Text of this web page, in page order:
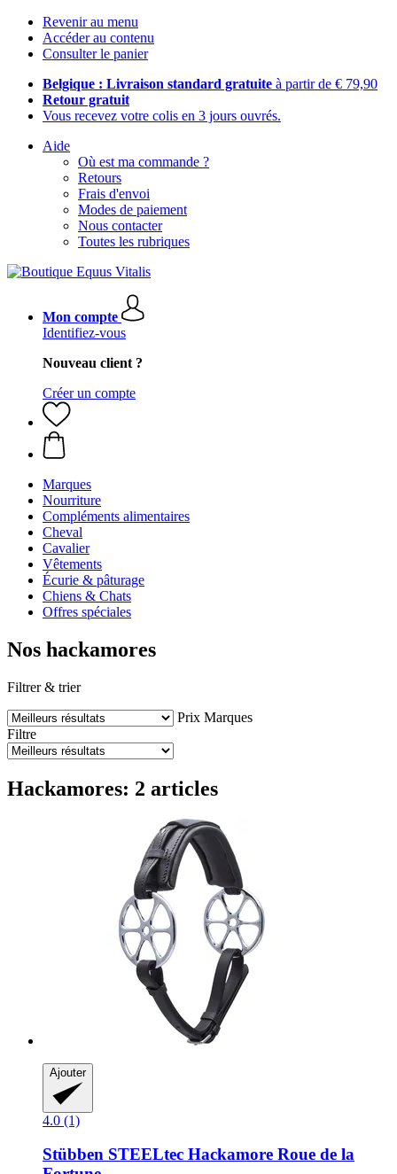
Revenir au menu
Accéder au contenu
Consulter le panier
Belgique : Livraison standard gratuite à partir de € 79,90
Retour gratuit
Vous recevez votre colis en 3 jours ouvrés.
Aide
Où est ma commande ?
Retours
Frais d'envoi
Modes de paiement
Nous contacter
Toutes les rubriques
Mon compte
Identifiez-vous
Nouveau client ?
Créer un compte
Marques
Nourriture
Compléments alimentaires
Cheval
Cavalier
Vêtements
Écurie & pâturage
Chiens & Chats
Offres spéciales
Nos hackamores
Filtrer & trier
Prix Marques
Filtre
Hackamores: 2 articles
Ajouter
4.0 (1)
Stübben STEELtec Hackamore Roue de la